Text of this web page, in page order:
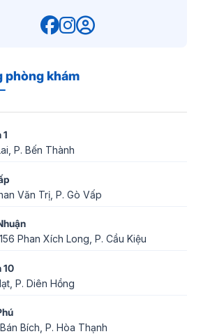
phòng khám
1
P. Bến Thành
Văn Trị, P. Gò Vấp
Phan Xích Long, P. Cầu Kiệu
10
P. Diên Hồng
Bích, P. Hòa Thạnh